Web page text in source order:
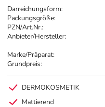
Darreichungsform:
Packungsgröße:
PZN/Art.Nr.:
Anbieter/Hersteller:
Marke/Präparat:
Grundpreis:
DERMOKOSMETIK
Mattierend